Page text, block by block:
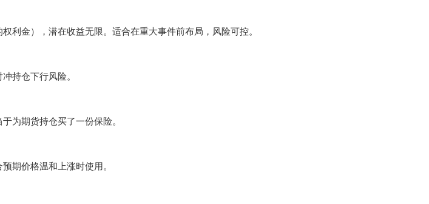
利金），潜在收益无限。适合在重大事件前布局，风险可控。
持仓下行风险。
为期货持仓买了一份保险。
期价格温和上涨时使用。